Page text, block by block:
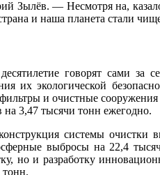
Зылёв. — Несмотря на,
и наша планета стали
говорят сами
их экологической
и очистные
3,47 тысячи тонн ежегодно.
системы
выбросы на 22,4
но и разработку
тонн.